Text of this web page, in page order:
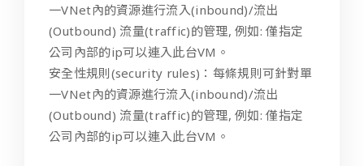
一VNet內的資源進行流入(inbound)/流出
(Outbound) 流量(traffic)的管理, 例如: 僅指定
公司內部的ip可以連入此台VM。
安全性規則(security rules)：每條規則可針對單
一VNet內的資源進行流入(inbound)/流出
(Outbound) 流量(traffic)的管理, 例如: 僅指定
公司內部的ip可以連入此台VM。